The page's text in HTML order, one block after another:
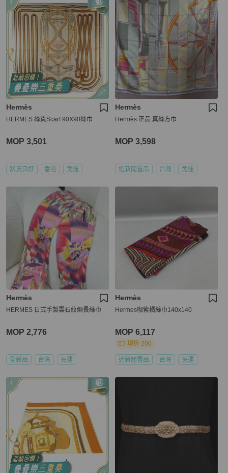
Hermès
HERMES 絲質Scarf 90X90絲巾
MOP 3,501
狀況良好 香港 免運
Hermès
Hermès 正品 真絲方巾
MOP 3,598
近新閒置品 台灣 免運
Hermès
HERMES 日式手製雲石紋綢長絲巾
MOP 2,776
全新品 台灣 免運
Hermès
Hermes咖紫橘絲巾140x140
MOP 6,117
現折 200
近新閒置品 台灣 免運